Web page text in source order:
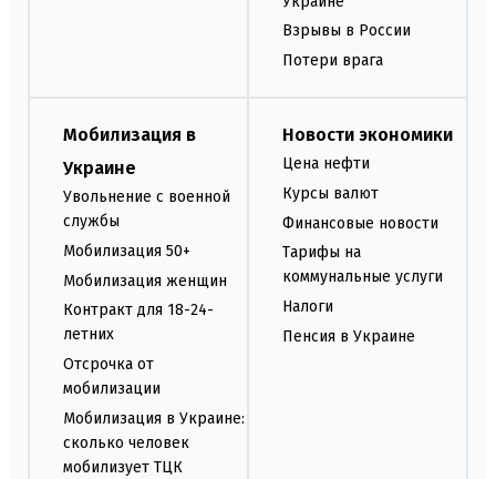
Взрывы в России
Потери врага
Мобилизация в
Украине
Увольнение с военной
службы
Мобилизация 50+
Мобилизация женщин
Контракт для 18-24-
летних
Отсрочка от
мобилизации
Мобилизация в Украине:
сколько человек
мобилизует ТЦК
Новости экономики
Цена нефти
Курсы валют
Финансовые новости
Тарифы на
коммунальные услуги
Налоги
Пенсия в Украине